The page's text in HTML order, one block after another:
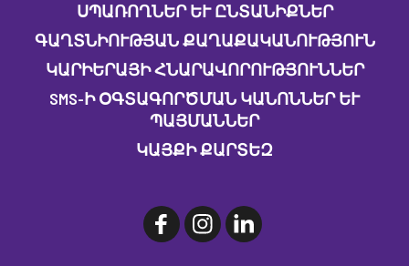
ՍՊԱՌՈՂՆԵՐ ԵՒ ԸՆՏԱՆԻՔՆԵՐ
ԳԱՂՏՆԻՈՒԹՅԱՆ ՔԱՂԱՔԱԿԱՆՈՒԹՅՈՒՆ
ԿԱՐԻԵՐԱՅԻ ՀՆԱՐԱՎՈՐՈՒԹՅՈՒՆՆԵՐ
SMS-Ի ՕԳՏԱԳՈՐԾՄԱՆ ԿԱՆՈՆՆԵՐ ԵՒ Պ
ԱՅՄԱՆՆԵՐ
ԿԱՅՔԻ ՔԱՐՏԵԶ